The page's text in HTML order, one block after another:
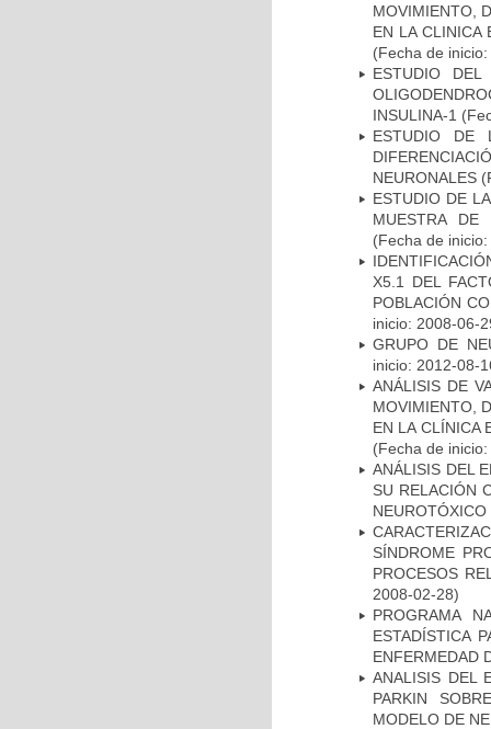
MOVIMIENTO,
EN LA CLINICA
(Fecha de
ESTUDIO
INSULINA-1
ESTUDIO DE
NEURONALES
ESTUDIO DE
MUESTRA DE
(Fecha de
X5.1 DEL
POBLACIÓN
inicio: 2008-06-
GRUPO DE
inicio: 2012-08-
ANÁLISIS DE
MOVIMIENTO,
EN LA CLÍNICA
(Fecha de
ANÁLISIS DEL
SU RELACIÓN
NEUROTÓXICO
SÍNDROME
PROCESOS
2008-02-28)
PROGRAMA
ESTADÍSTICA
ENFERMEDAD
ANALISIS DEL
PARKIN
MODELO DE